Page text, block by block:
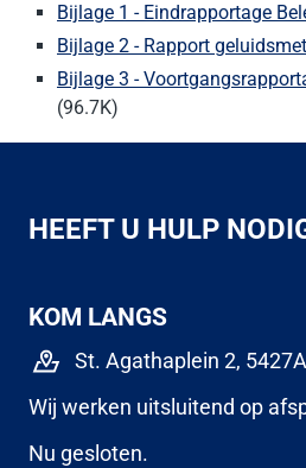
Bijlage 1 - Eindrapportage
Bijlage 2 - Rapport
Bijlage 3 -
(96.7K)
HEEFT U HULP
KOM LANGS
St. Agathaplein 2,
Wij werken uitsluitend op
Nu gesloten.